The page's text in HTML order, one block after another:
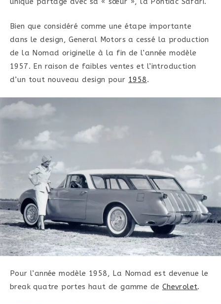
Bien que considéré comme une étape importante
dans le design, General Motors a cessé la production
de la Nomad originelle à la fin de l’année modèle
1957. En raison de faibles ventes et l’introduction
d’un tout nouveau design pour 1958.
Pour l’année modèle 1958, La Nomad est devenue le
break quatre portes haut de gamme de Chevrolet.